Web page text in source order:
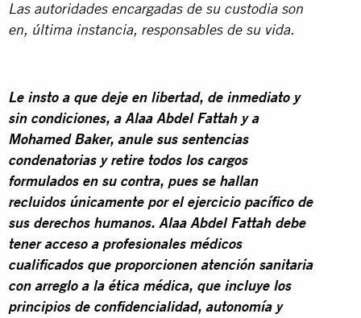
Las autoridades encargadas de su custodia son
en, última instancia, responsables de su vida.
Le insto a que deje en libertad, de inmediato y
sin condiciones, a Alaa Abdel Fattah y a
Mohamed Baker, anule sus sentencias
condenatorias y retire todos los cargos
formulados en su contra, pues se hallan
recluidos únicamente por el ejercicio pacífico de
sus derechos humanos. Alaa Abdel Fattah debe
tener acceso a profesionales médicos
cualificados que proporcionen atención sanitaria
con arreglo a la ética médica, que incluye los
principios de confidencialidad, autonomía y